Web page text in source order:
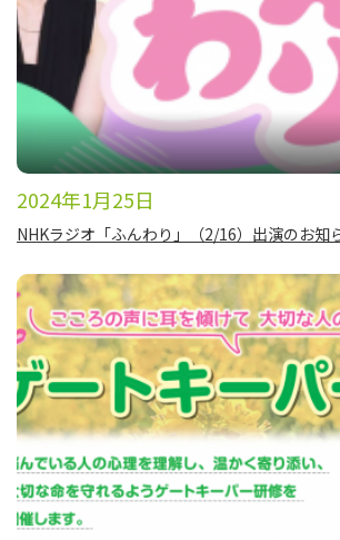
2024年1月25日
NHKラジオ「ふんわり」（2/16）出演のお知